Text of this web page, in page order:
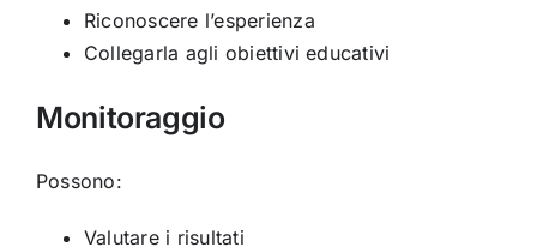
Riconoscere l’esperienza
Collegarla agli obiettivi educativi
Monitoraggio
Possono:
Valutare i risultati